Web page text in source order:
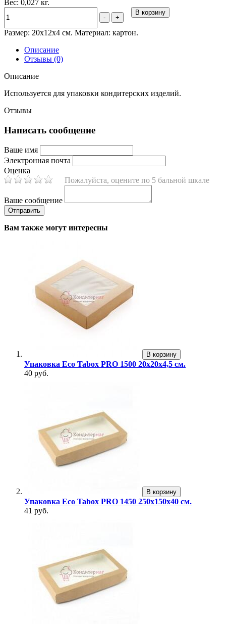
Вес: 0,027 кг.
- +
В корзину
Размер: 20х12х4 см. Материал: картон.
Описание
Отзывы (0)
Описание
Используется для упаковки кондитерских изделий.
Отзывы
Написать сообщение
Ваше имя
Электронная почта
Оценка
Пожалуйста, оцените по 5 бальной шкале
Ваше сообщение
Вам также могут интересны
В корзину
Упаковка Eco Tabox PRO 1500 20х20х4,5 см.
40 руб.
В корзину
Упаковка Eco Tabox PRO 1450 250х150х40 см.
41 руб.